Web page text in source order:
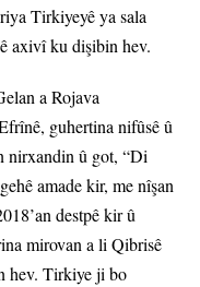
Tirkiyeyê ya sala
axivî ku dişibin hev.
a Rojava
guhertina nifûsê û
nirxandin û got, “Di
amade kir, me nîşan
destpê kir û
mirovan a li Qibrisê
hev. Tirkiye ji bo